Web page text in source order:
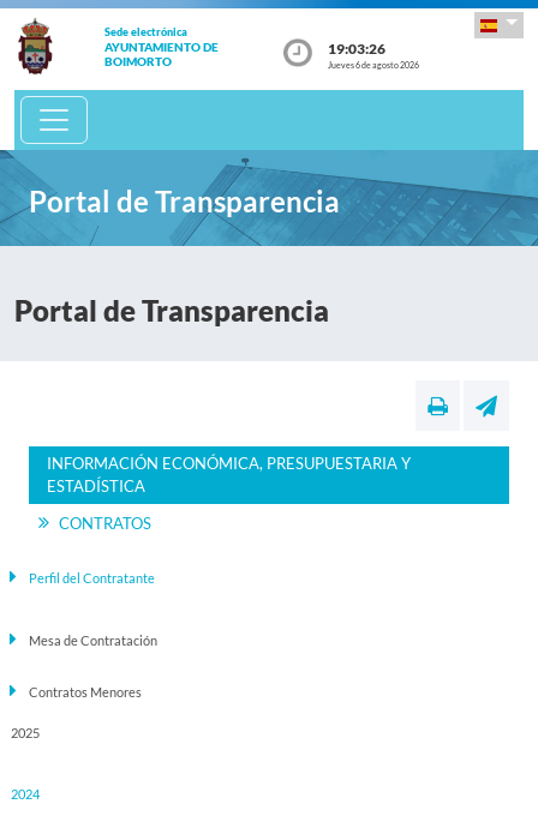
Sede electrónica
AYUNTAMIENTO DE
BOIMORTO
19:03:26
Jueves 6 de agosto 2026
Portal de Transparencia
Portal de Transparencia
INFORMACIÓN ECONÓMICA, PRESUPUESTARIA Y
ESTADÍSTICA
CONTRATOS
Perfil del Contratante
Mesa de Contratación
Contratos Menores
2025
2024